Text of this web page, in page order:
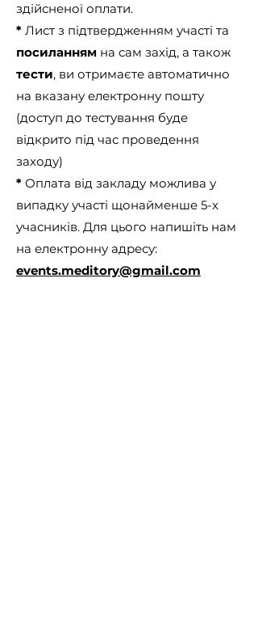
здійсненої оплати.
* Лист з підтвердженням участі та
посиланням на сам захід, а також
тести, ви отримаєте автоматично
на вказану електронну пошту
(доступ до тестування буде
відкрито під час проведення
заходу)
* Оплата від закладу можлива у
випадку участі щонайменше 5-х
учасників. Для цього напишіть нам
на електронну адресу:
events.meditory@gmail.com